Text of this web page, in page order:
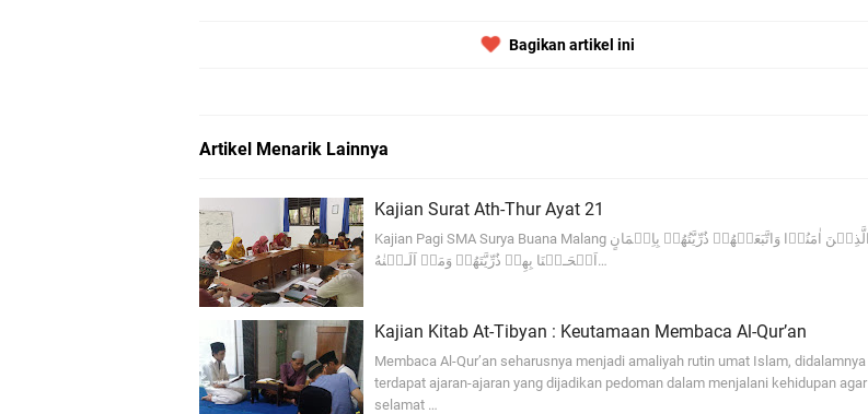
Bagikan artikel ini
Artikel Menarik Lainnya
Kajian Surat Ath-Thur Ayat 21
Kajian Pagi SMA Surya Buana Malang وَالَّذِيۡنَ اٰمَنُوۡا وَاتَّبَعَتۡهُمۡ ذُرِّيَّتُهُمۡ بِاِيۡمَانٍ
اَلۡحَـقۡنَا بِهِمۡ ذُرِّيَّتَهُمۡ وَمَاۤ اَلَـتۡنٰهُ…
Kajian Kitab At-Tibyan : Keutamaan Membaca Al-Qur’an
Membaca Al-Qur’an seharusnya menjadi amaliyah rutin umat Islam, didalamnya
terdapat ajaran-ajaran yang dijadikan pedoman dalam menjalani kehidupan agar
selamat …